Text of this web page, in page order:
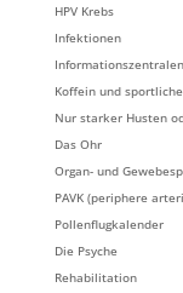
HPV Krebs
Infektionen
Koffein und
Nur starker Husten
Das Ohr
Organ- und
PAVK (periphere
Pollenflugkalender
Die Psyche
Rehabilitation